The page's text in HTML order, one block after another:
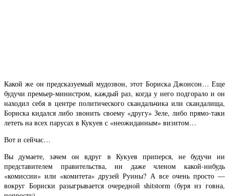
Какой же он предсказуемый мудозвон, этот Бориска Джонсон… Еще
будучи премьер-министром, каждый раз, когда у него подгорало и он
находил себя в центре политического скандальчика или скандалища,
Бориска кидался либо звонить своему «другу» Зеле, либо прямо-таки
лететь на всех парусах в Кукуев с «неожиданным» визитом…
Вот и сейчас…
Вы думаете, зачем он вдруг в Кукуев приперся, не будучи ни
представителем правительства, ни даже членом какой-нибудь
«комиссии» или «комитета» друзей Руины? А все очень просто —
вокруг Бориски разыгрывается очередной shitstorm (буря из говна,